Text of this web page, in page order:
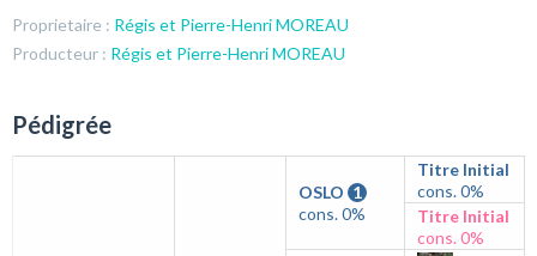
Proprietaire : Régis et Pierre-Henri MOREAU
Producteur : Régis et Pierre-Henri MOREAU
Pédigrée
OSLO 1
cons. 0%
Titre Initial
cons. 0%
Titre Initial
cons. 0%